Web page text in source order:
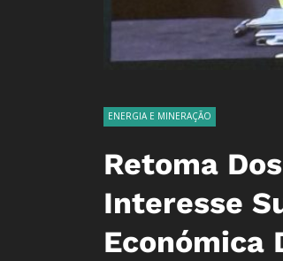
ENERGIA E MINERAÇÃO
Retoma
Interesse
Económica